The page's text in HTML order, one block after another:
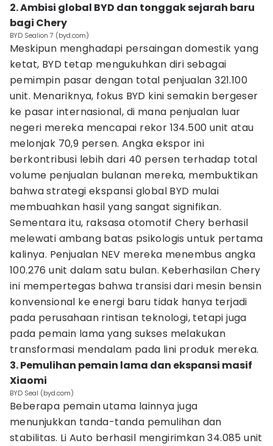
2. Ambisi global BYD dan tonggak sejarah baru
bagi Chery
BYD Sealion 7 (byd.com)
Meskipun menghadapi persaingan domestik yang
ketat, BYD tetap mengukuhkan diri sebagai
pemimpin pasar dengan total penjualan 321.100
unit. Menariknya, fokus BYD kini semakin bergeser
ke pasar internasional, di mana penjualan luar
negeri mereka mencapai rekor 134.500 unit atau
melonjak 70,9 persen. Angka ekspor ini
berkontribusi lebih dari 40 persen terhadap total
volume penjualan bulanan mereka, membuktikan
bahwa strategi ekspansi global BYD mulai
membuahkan hasil yang sangat signifikan.
Sementara itu, raksasa otomotif Chery berhasil
melewati ambang batas psikologis untuk pertama
kalinya. Penjualan NEV mereka menembus angka
100.276 unit dalam satu bulan. Keberhasilan Chery
ini mempertegas bahwa transisi dari mesin bensin
konvensional ke energi baru tidak hanya terjadi
pada perusahaan rintisan teknologi, tetapi juga
pada pemain lama yang sukses melakukan
transformasi mendalam pada lini produk mereka.
3. Pemulihan pemain lama dan ekspansi masif
Xiaomi
BYD Seal (byd.com)
Beberapa pemain utama lainnya juga
menunjukkan tanda-tanda pemulihan dan
stabilitas. Li Auto berhasil mengirimkan 34.085 unit